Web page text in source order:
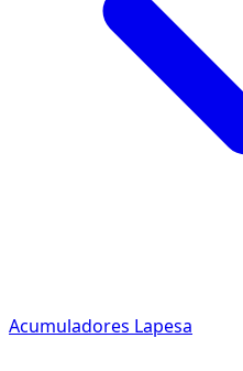
Acumuladores Lapesa